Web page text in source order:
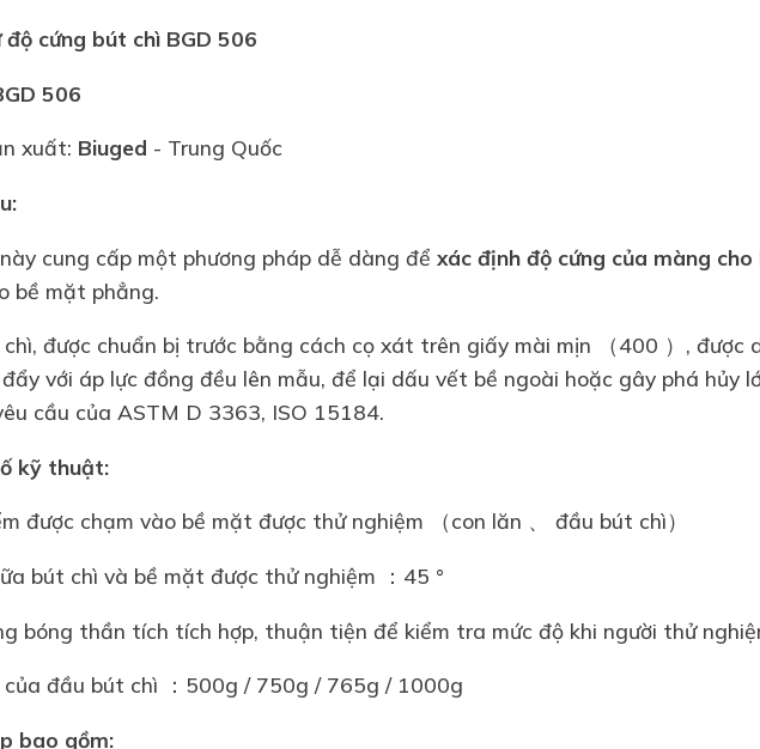
cứng bút chì BGD 506
506
xuất: Biuged - Trung Quốc
cung cấp một phương pháp dễ dàng để xác định độ cứng của màng cho
bề mặt phẳng.
được chuẩn bị trước bằng cách cọ xát trên giấy mài mịn （400 ）, được
với áp lực đồng đều lên mẫu, để lại dấu vết bề ngoài hoặc gây phá hủy
cầu của ASTM D 3363, ISO 15184.
kỹ thuật:
được chạm vào bề mặt được thử nghiệm （con lăn 、 đầu bút chì）
bút chì và bề mặt được thử nghiệm ：45 °
bóng thần tích tích hợp, thuận tiện để kiểm tra mức độ khi người thử
của đầu bút chì ：500g / 750g / 765g / 1000g
bao gồm: